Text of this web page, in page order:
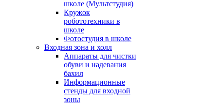
школе (Мультстудия)
Кружок
робототехники в
школе
Фотостудия в школе
Входная зона и холл
Аппараты для чистки
обуви и надевания
бахил
Информационные
стенды для входной
зоны